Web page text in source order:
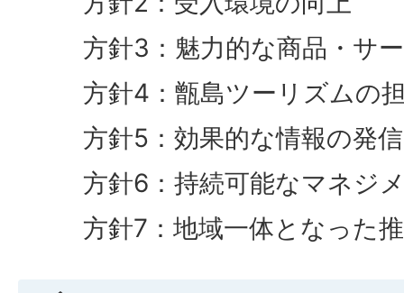
方針3：魅力的な商品・サ
方針4：甑島ツーリズムの
方針5：効果的な情報の発信
方針6：持続可能なマネジ
方針7：地域一体となった